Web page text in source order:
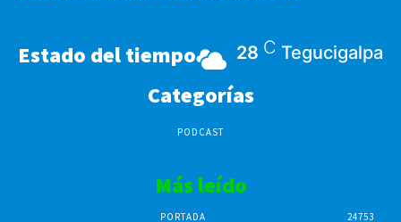
Estado del tiempo 28 C Tegucigalpa
Categorías
PODCAST
Más leído
PORTADA 24753